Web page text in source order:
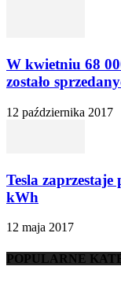
W kwietniu 68
zostało
12 października 2017
Tesla
kWh
12 maja 2017
POPULARNE